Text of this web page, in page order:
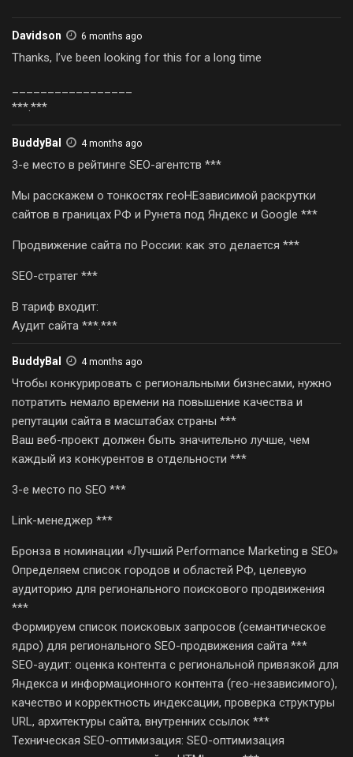
Davidson 6 months ago
Thanks, I’ve been looking for this for a long time
***.***
BuddyBal 4 months ago
3-е место в рейтинге SEO-агентств ***
Мы расскажем о тонкостях геоНЕзависимой раскрутки
сайтов в границах РФ и Рунета под Яндекс и Google ***
Продвижение сайта по России: как это делается ***
SEO-стратег ***
В тариф входит:
Аудит сайта ***.***
BuddyBal 4 months ago
Чтобы конкурировать с региональными бизнесами, нужно
потратить немало времени на повышение качества и
репутации сайта в масштабах страны ***
Ваш веб-проект должен быть значительно лучше, чем
каждый из конкурентов в отдельности ***
3-е место по SEO ***
Link-менеджер ***
Бронза в номинации «Лучший Performance Marketing в SEO»
Определяем список городов и областей РФ, целевую
аудиторию для регионального поискового продвижения
***
Формируем список поисковых запросов (семантическое
ядро) для регионального SEO-продвижения сайта ***
SEO-аудит: оценка контента с региональной привязкой для
Яндекса и информационного контента (гео-независимого),
качество и корректность индексации, проверка структуры
URL, архитектуры сайта, внутренних ссылок ***
Техническая SEO-оптимизация: SEO-оптимизация